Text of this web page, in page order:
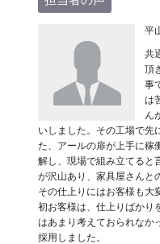
平
共
頂
事
は
ん
いしました。その工場で先
た、アールの扉が上手に稼
解し、現場で組み立てると
が沢山あり、家具屋さんと
その仕上りにはお客様も大
初お客様は、仕上りばかり
はあまり考えておられなか
採用しました。